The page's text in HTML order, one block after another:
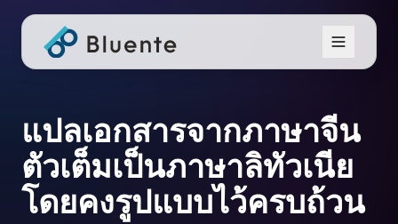
แปลเอกสารจากภาษาจีน
ตัวเต็มเป็นภาษาลิทัวเนีย
โดยคงรูปแบบไว้ครบถ้วน